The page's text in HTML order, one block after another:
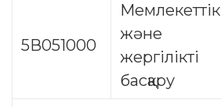
5В051000
Мемлекеттік
және
жергілікті
басқару